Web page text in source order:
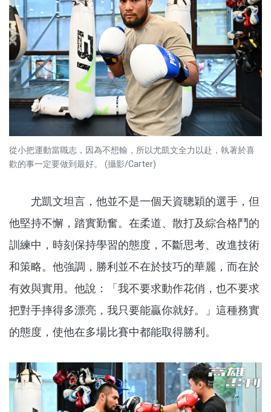
從小把運動當職志，因為不想輸，所以尤凱文全力以赴，執著於喜
歡的事一定要做到最好。 (攝影/Carter)
尤凱文坦言，他並不是一個天資聰穎的選手，但
他堅持不懈，踏實勤奮。在柔道、散打及綜合格鬥的
訓練中，時刻保持學習的態度，不斷思考、改進技術
和策略。他強調，勝利並不在於技巧的華麗，而在於
有效與實用。他說：「我不要求動作花俏，也不要求
把對手摔得多漂亮，我只要能贏你就好。」這種務實
的態度，使他在多場比賽中都能取得勝利。